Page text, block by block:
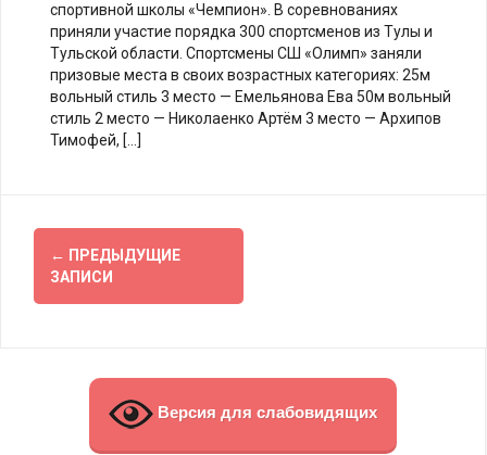
спортивной школы «Чемпион». В соревнованиях
приняли участие порядка 300 спортсменов из Тулы и
Тульской области. Спортсмены СШ «Олимп» заняли
призовые места в своих возрастных категориях: 25м
вольный стиль 3 место — Емельянова Ева 50м вольный
стиль 2 место — Николаенко Артём 3 место — Архипов
Тимофей, […]
Навигация
по
← ПРЕДЫДУЩИЕ
ЗАПИСИ
Версия для слабовидящих